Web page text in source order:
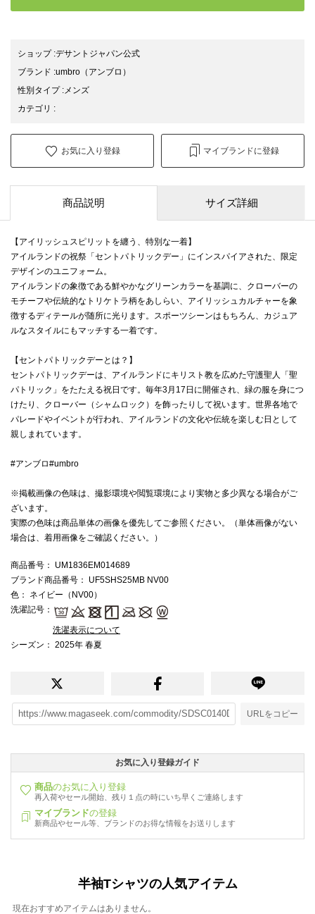
ショップ:デサントジャパン公式
ブランド :umbro （アンブロ）
性別タイプ: メンズ
カテゴリ :
お気に入り登録 マイブランドに登録
商品説明 サイズ詳細
【アイリッシュスピリットを纏う、特別な一着】
アイルランドの祝祭「セントパトリックデー」にインスパイアされた、限定
デザインのユニフォーム。
アイルランドの象徴である鮮やかなグリーンカラーを基調に、クローバーの
モチーフや伝統的なトリケトラ柄をあしらい、アイリッシュカルチャーを象
徴するディテールが随所に光ります。スポーツシーンはもちろん、カジュア
ルなスタイルにもマッチする一着です。
【セントパトリックデーとは？】
セントパトリックデーは、アイルランドにキリスト教を広めた守護聖人「聖
パトリック」をたたえる祝日です。毎年3月17日に開催され、緑の服を身につ
けたり、クローバー（シャムロック）を飾ったりして祝います。世界各地で
パレードやイベントが行われ、アイルランドの文化や伝統を楽しむ日として
親しまれています。
#アンブロ#umbro
※掲載画像の色味は、撮影環境や閲覧環境により実物と多少異なる場合がご
ざいます。
実際の色味は商品単体の画像を優先してご参照ください。（単体画像がない
場合は、着用画像をご確認ください。）
商品番号 ： UM1836EM014689
ブランド商品番号 ： UF5SHS25MB NV00
色 ： ネイビー（NV00）
洗濯記号 ：
洗濯表示について
シーズン ： 2025年 春夏
URLをコピー
お気に入り登録ガイド
商品のお気に入り登録
再入荷やセール開始、残り１点の時にいち早くご連絡します
マイブランドの登録
新商品やセール等、ブランドのお得な情報をお送りします
半袖Tシャツの人気アイテム
現在おすすめアイテムはありません。